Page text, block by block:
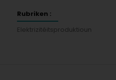
Rubriken :
Elektrizitéitsproduktioun